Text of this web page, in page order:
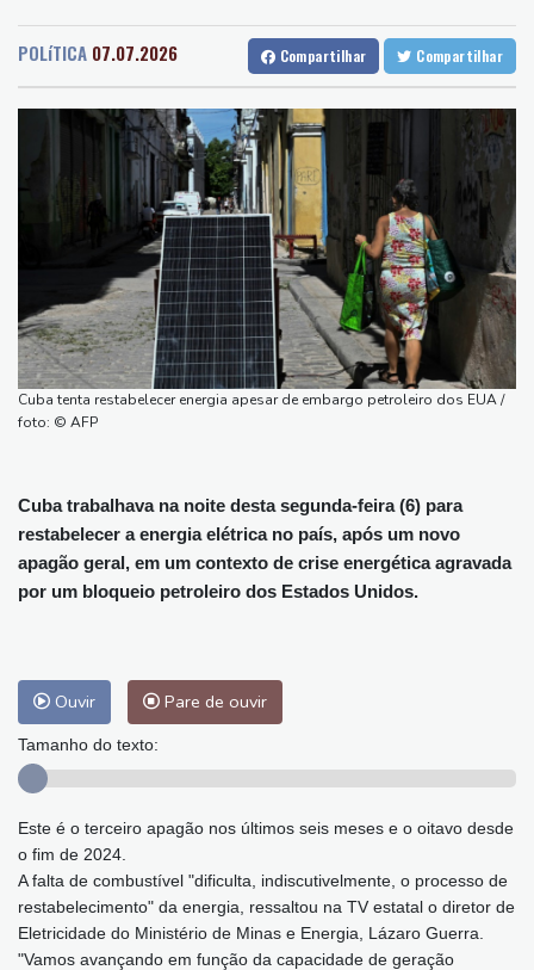
Fortaleza
27 °C Goiânia
22 °C
Rio de Janeiro
23 °C
São Paulo
19 °C Salvador
24 °C
21 °C
Laudo aponta que Brandon Clarke, jogador da NBA, teve morte
Ataques de rebeldes houthis deixam 10 mortos em região
petrolífera do Iêmen
Espanha impõe controles fronteiriços à Itália em meio a crise
migratória
De la Espriella chega ao poder na Colômbia com apoio de Trump
na guerra contra o tráfico
Milhares marcham na Argentina no dia de São Caetano,
padroeiro do pão e do trabalho
Europa se prepara para queda de geração de energia durante
eclipse
POLíTICA 07.07.2026 Compartilhar Compartilhar
Cuba tenta restabelecer energia apesar de embargo petroleiro dos EUA /
foto: © AFP
Cuba trabalhava na noite desta segunda-feira (6) para
restabelecer a energia elétrica no país, após um novo
apagão geral, em um contexto de crise energética agravada
por um bloqueio petroleiro dos Estados Unidos.
Ouvir Pare de ouvir
Tamanho do texto:
Este é o terceiro apagão nos últimos seis meses e o oitavo desde
o fim de 2024.
A falta de combustível "dificulta, indiscutivelmente, o processo de
restabelecimento" da energia, ressaltou na TV estatal o diretor de
Eletricidade do Ministério de Minas e Energia, Lázaro Guerra.
"Vamos avançando em função da capacidade de geração